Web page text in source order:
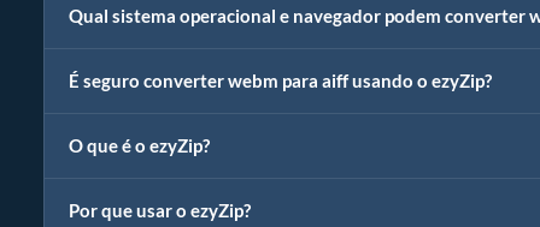
Qual sistema operacional e navegador podem converter
É seguro converter webm para aiff usando o ezyZip?
O que é o ezyZip?
Por que usar o ezyZip?